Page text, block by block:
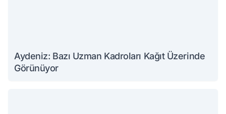
Aydeniz: Bazı Uzman Kadroları Kağıt Üzerinde
Görünüyor